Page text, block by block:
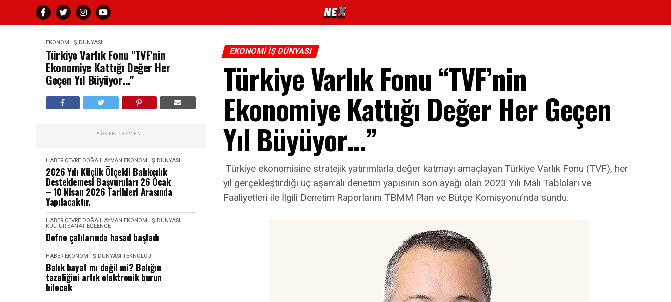
EKONOMI İŞ DÜNYASI
Türkiye Varlık Fonu "TVF'nin
Ekonomiye Kattığı Değer Her
Geçen Yıl Büyüyor…"
ADVERTISEMENT
HABER ÇEVRE DOĞA HAYVAN EKONOMI İŞ DÜNYASI
2026 Yılı Küçük Ölçekli Balıkçılık
Desteklemesi Başvuruları 26 Ocak
– 10 Nisan 2026 Tarihleri Arasında
Yapılacaktır.
HABER ÇEVRE DOĞA HAYVAN EKONOMI İŞ DÜNYASI
KÜLTÜR SANAT EĞLENCE
Defne çalılarında hasad başladı
HABER EKONOMI İŞ DÜNYASI TEKNOLOJI
Balık bayat mı değil mi? Balığın
tazeliğini artık elektronik burun
bilecek
EKONOMI İŞ DÜNYASI
Türkiye Varlık Fonu “TVF’nin
Ekonomiye Kattığı Değer Her Geçen
Yıl Büyüyor…”
Türkiye ekonomisine stratejik yatırımlarla değer katmayı amaçlayan Türkiye Varlık Fonu (TVF), her
yıl gerçekleştirdiği üç aşamalı denetim yapısının son ayağı olan 2023 Yılı Mali Tabloları ve
Faaliyetleri ile İlgili Denetim Raporlarını TBMM Plan ve Bütçe Komisyonu’nda sundu.